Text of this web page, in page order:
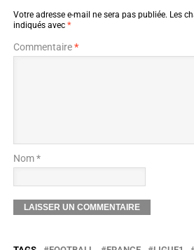
Votre adresse e-mail ne sera pas publiée. Les
indiqués avec *
Commentaire*
Nom *